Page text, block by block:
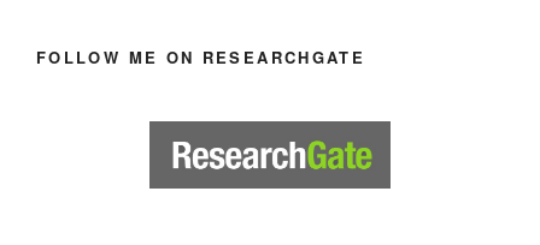
FOLLOW ME ON RESEARCHGATE